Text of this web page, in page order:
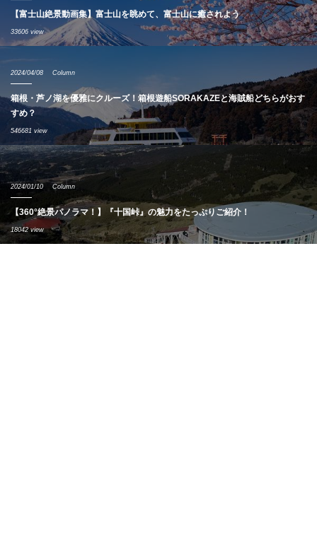
【富士山絶景動画集】富士山を眺めて、富士山に癒されよう
33606 view
2024/04/08 Column
箱根・芦ノ湖を優雅にクルーズ！箱根遊船SORAKAZEと海賊船どちらがおす
すめ？
546681 view
2024/01/10 Column
【360°絶景パノラマ！】『十国峠』の魅力をたっぷりご紹介！
18042 view